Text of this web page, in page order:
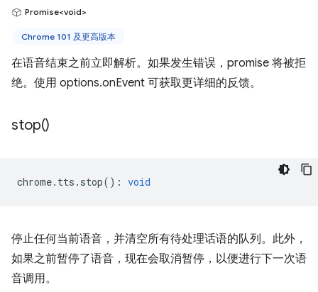
Promise<void>
Chrome 101 及更高版本
在语音结束之前立即解析。如果发生错误，promise 将被拒
绝。使用 options.onEvent 可获取更详细的反馈。
stop()
chrome. tts . stop() : void
停止任何当前语音，并清空所有待处理话语的队列。此外，
如果之前暂停了语音，现在会取消暂停，以便进行下一次语
音调用。